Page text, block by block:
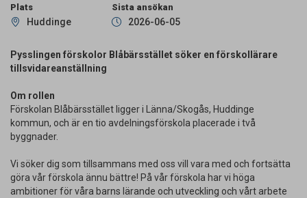
Plats
Huddinge
Sista ansökan
2026-06-05
Pysslingen förskolor Blåbärsstället söker en förskollärare
tillsvidareanställning
Om rollen
Förskolan Blåbärsstället ligger i Länna/Skogås, Huddinge
kommun, och är en tio avdelningsförskola placerade i två
byggnader.
Vi söker dig som tillsammans med oss vill vara med och fortsätta
göra vår förskola ännu bättre! På vår förskola har vi höga
ambitioner för våra barns lärande och utveckling och vårt arbete